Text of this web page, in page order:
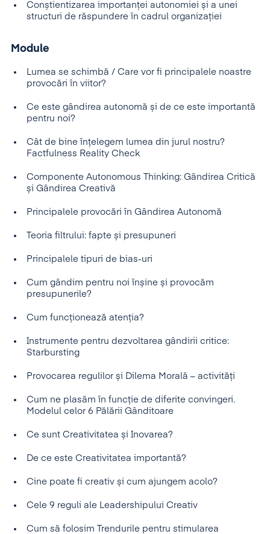
Conștientizarea importanței autonomiei și a unei
structuri de răspundere în cadrul organizației
Module
Lumea se schimbă / Care vor fi principalele noastre
provocări în viitor?
Ce este gândirea autonomă și de ce este importantă
pentru noi?
Cât de bine înțelegem lumea din jurul nostru?
Factfulness Reality Check
Componente Autonomous Thinking: Gândirea Critică
și Gândirea Creativă
Principalele provocări în Gândirea Autonomă
Teoria filtrului: fapte și presupuneri
Principalele tipuri de bias-uri
Cum gândim pentru noi înșine și provocăm
presupunerile?
Cum funcționează atenția?
Instrumente pentru dezvoltarea gândirii critice:
Starbursting
Provocarea regulilor și Dilema Morală – activități
Cum ne plasăm în funcție de diferite convingeri.
Modelul celor 6 Pălării Gânditoare
Ce sunt Creativitatea și Inovarea?
De ce este Creativitatea importantă?
Cine poate fi creativ și cum ajungem acolo?
Cele 9 reguli ale Leadershipului Creativ
Cum să folosim Trendurile pentru stimularea